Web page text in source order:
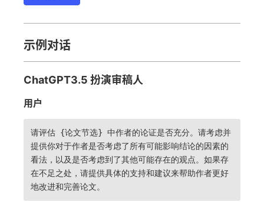
示例对话
ChatGPT3.5 扮演审稿人
用户
请评估 {论文节选} 中作者的论证是否充分。请考虑并
提供你对于作者是否考虑了所有可能影响结论的因素的
看法，以及是否考虑到了其他可能存在的观点。如果存
在不足之处，请提供具体的支持和建议来帮助作者更好
地改进和完善论文。